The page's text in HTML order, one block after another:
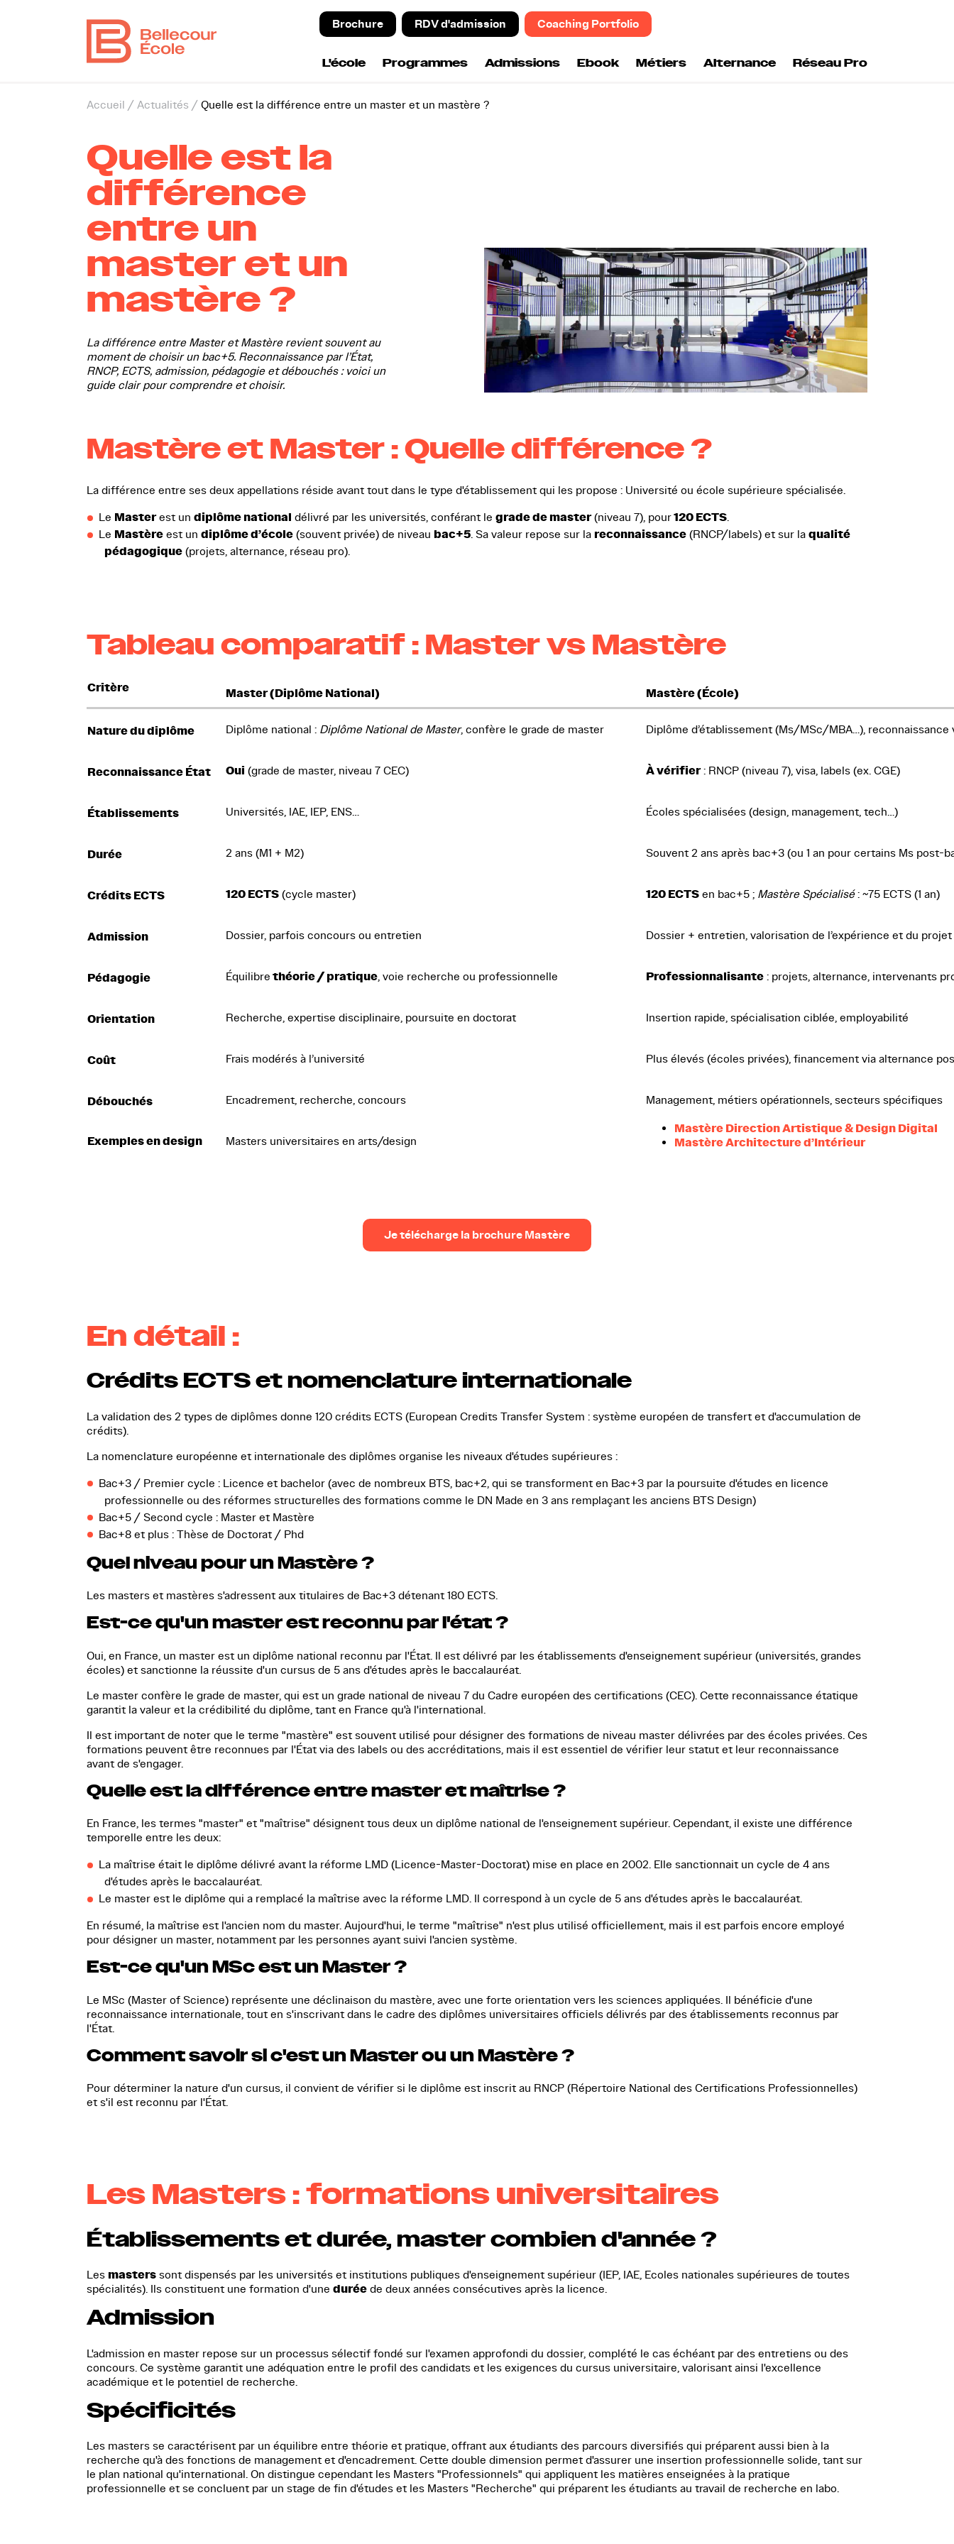
Quelle est la
différence
entre un
master et un
mastère ?
La différence entre Master et Mastère revient souvent au
moment de choisir un bac+5. Reconnaissance par l’État,
RNCP, ECTS, admission, pédagogie et débouchés : voici un
guide clair pour comprendre et choisir.
Vous êtes ici
Accueil / Actualités / Quelle est la différence entre un master et un mastère ?
Mastère et Master : Quelle différence ?
La différence entre ses deux appellations réside avant tout dans le type d'établissement qui les propose : Université ou école supérieure spécialisée.
Le Masterest un diplôme national délivré par les universités, conférant le grade de master(niveau 7), pour120 ECTS.
Le Mastère est un diplôme d’école (souvent privée) de niveau bac+5. Sa valeur repose sur la reconnaissance (RNCP/labels) et sur la qualité
pédagogique (projets, alternance, réseau pro).
Tableau comparatif : Master vs Mastère
Critère Master (Diplôme National) Mastère (École)
Nature du diplôme Diplôme national : Diplôme National de Master, confère le grade de master Diplôme d’établissement (Ms/MSc/MBA…), reconnaissance
Reconnaissance État Oui (grade de master, niveau 7 CEC) À vérifier: RNCP (niveau 7), visa, labels (ex. CGE)
Établissements Universités, IAE, IEP, ENS… Écoles spécialisées (design, management, tech…)
Durée 2 ans (M1 + M2) Souvent 2 ans après bac+3 (ou 1 an pour certains Ms post-
Crédits ECTS 120 ECTS (cycle master) 120 ECTS en bac+5 ; Mastère Spécialisé: ~75 ECTS (1 an)
Admission Dossier, parfois concours ou entretien Dossier + entretien, valorisation de l’expérience et du projet
Pédagogie Équilibre théorie / pratique , voie recherche ou professionnelle Professionnalisante : projets, alternance, intervenants
Orientation Recherche, expertise disciplinaire, poursuite en doctorat Insertion rapide, spécialisation ciblée, employabilité
Coût Frais modérés à l’université Plus élevés (écoles privées), financement via alternance
Débouchés Encadrement, recherche, concours Management, métiers opérationnels, secteurs spécifiques
Exemples en design Masters universitaires en arts/design
Mastère Direction Artistique & Design Digital
Mastère Architecture d’Intérieur
Je télécharge la brochure Mastère
En détail :
Crédits ECTS et nomenclature internationale
La validation des 2 types de diplômes donne 120 crédits ECTS (European Credits Transfer System : système européen de transfert et d'accumulation de
crédits).
La nomenclature européenne et internationale des diplômes organise les niveaux d'études supérieures :
Bac+3 / Premier cycle : Licence et bachelor (avec de nombreux BTS, bac+2, qui se transforment en Bac+3 par la poursuite d'études en licence
professionnelle ou des réformes structurelles des formations comme le DN Made en 3 ans remplaçant les anciens BTS Design)
Bac+5 / Second cycle : Master et Mastère
Bac+8 et plus : Thèse de Doctorat / Phd
Quel niveau pour un Mastère ?
Les masters et mastères s'adressent aux titulaires de Bac+3 détenant 180 ECTS.
Est-ce qu'un master est reconnu par l'état ?
Oui, en France, un master est un diplôme national reconnu par l'État. Il est délivré par les établissements d'enseignement supérieur (universités, grandes
écoles) et sanctionne la réussite d'un cursus de 5 ans d'études après le baccalauréat.
Le master confère le grade de master, qui est un grade national de niveau 7 du Cadre européen des certifications (CEC). Cette reconnaissance étatique
garantit la valeur et la crédibilité du diplôme, tant en France qu'à l'international.
Il est important de noter que le terme "mastère" est souvent utilisé pour désigner des formations de niveau master délivrées par des écoles privées. Ces
formations peuvent être reconnues par l'État via des labels ou des accréditations, mais il est essentiel de vérifier leur statut et leur reconnaissance
avant de s'engager.
Quelle est la différence entre master et maîtrise ?
En France, les termes "master" et "maîtrise" désignent tous deux un diplôme national de l'enseignement supérieur. Cependant, il existe une différence
temporelle entre les deux:
La maîtrise était le diplôme délivré avant la réforme LMD (Licence-Master-Doctorat) mise en place en 2002. Elle sanctionnait un cycle de 4 ans
d'études après le baccalauréat.
Le master est le diplôme qui a remplacé la maîtrise avec la réforme LMD. Il correspond à un cycle de 5 ans d'études après le baccalauréat.
En résumé, la maîtrise est l'ancien nom du master. Aujourd'hui, le terme "maîtrise" n'est plus utilisé officiellement, mais il est parfois encore employé
pour désigner un master, notamment par les personnes ayant suivi l'ancien système.
Est-ce qu'un MSc est un Master ?
Le MSc (Master of Science) représente une déclinaison du mastère, avec une forte orientation vers les sciences appliquées. Il bénéficie d'une
reconnaissance internationale, tout en s'inscrivant dans le cadre des diplômes universitaires officiels délivrés par des établissements reconnus par
l'État.
Comment savoir si c'est un Master ou un Mastère ?
Pour déterminer la nature d'un cursus, il convient de vérifier si le diplôme est inscrit au RNCP (Répertoire National des Certifications Professionnelles)
et s'il est reconnu par l'État.
Les Masters : formations universitaires
Établissements et durée, master combien d'année ?
Les masters sont dispensés par les universités et institutions publiques d'enseignement supérieur (IEP, IAE, Ecoles nationales supérieures de toutes
spécialités). Ils constituent une formation d'une durée de deux années consécutives après la licence.
Admission
L'admission en master repose sur un processus sélectif fondé sur l'examen approfondi du dossier, complété le cas échéant par des entretiens ou des
concours. Ce système garantit une adéquation entre le profil des candidats et les exigences du cursus universitaire, valorisant ainsi l'excellence
académique et le potentiel de recherche.
Spécificités
Les masters se caractérisent par un équilibre entre théorie et pratique, offrant aux étudiants des parcours diversifiés qui préparent aussi bien à la
recherche qu'à des fonctions de management et d'encadrement. Cette double dimension permet d'assurer une insertion professionnelle solide, tant sur
le plan national qu'international. On distingue cependant les Masters "Professionnels" qui appliquent les matières enseignées à la pratique
professionnelle et se concluent par un stage de fin d'études et les Masters "Recherche" qui préparent les étudiants au travail de recherche en labo.
Brochure RDV d'admission Coaching Portfolio
L'école Programmes Admissions Ebook Métiers Alternance Réseau Pro